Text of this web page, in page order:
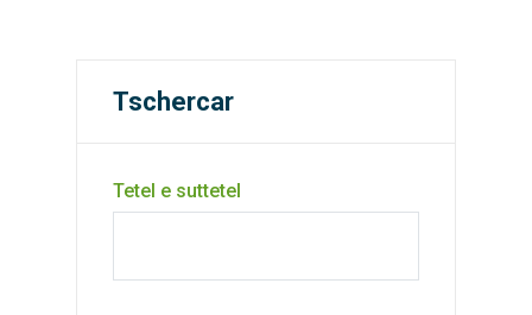
Tschercar
Tetel e suttetel